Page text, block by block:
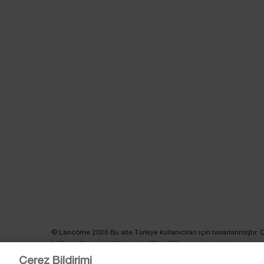
© Lancôme 2026 Bu site Türkiye kullanıcıları için
Lütfen reklam tercihleri ve gizlilik politikamızı ziyaret et.
Çerez Bildirimi